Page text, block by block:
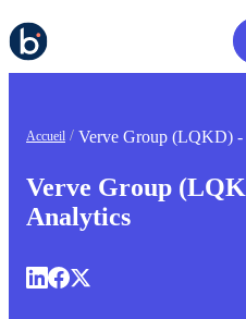
Accueil Verve Group (LQKD) -
Verve Group
Analytics